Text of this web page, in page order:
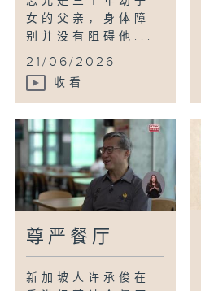
女的父亲，身体障
别并没有阻碍他...
21/06/2026
收看
尊严餐厅
新加坡人许承俊在